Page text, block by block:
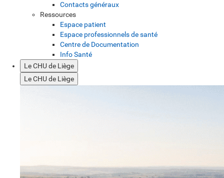
Contacts généraux
Ressources
Espace patient
Espace professionnels de santé
Centre de Documentation
Info Santé
Le CHU de Liège
Le CHU de Liège